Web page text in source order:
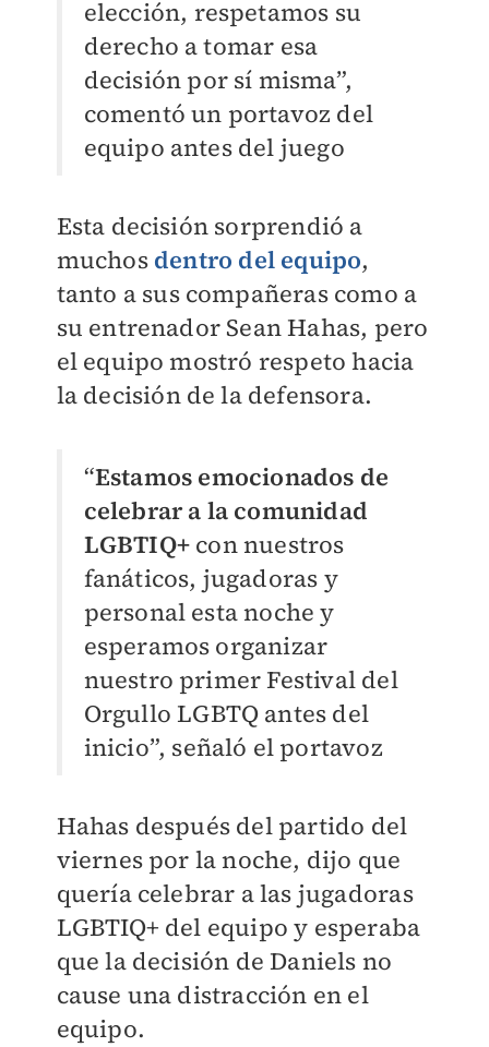
elección, respetamos su
derecho a tomar esa
decisión por sí misma”,
comentó un portavoz del
equipo antes del juego
Esta decisión sorprendió a
muchos dentro del equipo,
tanto a sus compañeras como a
su entrenador Sean Hahas, pero
el equipo mostró respeto hacia
la decisión de la defensora.
“Estamos emocionados de
celebrar a la comunidad
LGBTIQ+con nuestros
fanáticos, jugadoras y
personal esta noche y
esperamos organizar
nuestro primer Festival del
Orgullo LGBTQ antes del
inicio”, señaló el portavoz
Hahas después del partido del
viernes por la noche, dijo que
quería celebrar a las jugadoras
LGBTIQ+ del equipo y esperaba
que la decisión de Daniels no
cause una distracción en el
equipo.